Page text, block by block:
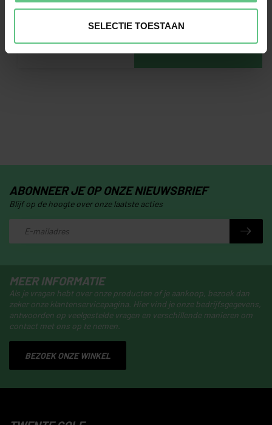
SELECTIE TOESTAAN
CLUBFITTING
MEER INFORMATIE
Als je vragen hebt over onze producten of je aankoop, bezoek dan
zeker onze klantenservicepagina. Hier vind je onze bedrijfsgegevens,
antwoorden op veelgestelde vragen en verschillende manieren om
contact met ons op te nemen.
BEZOEK ONZE WINKEL
ABONNEER JE OP ONZE NIEUWSBRIEF
Blijf op de hoogte over onze laatste acties